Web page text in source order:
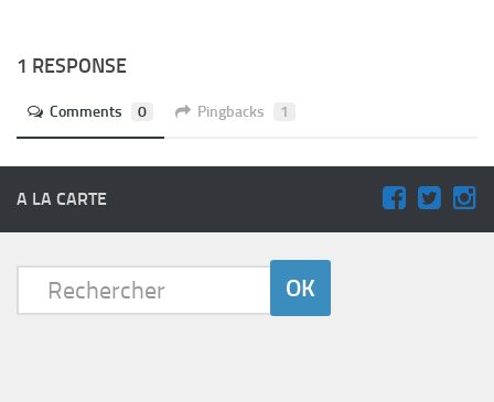
1 RESPONSE
Comments 0 Pingbacks 1
A LA CARTE